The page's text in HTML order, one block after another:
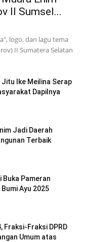
II Sumsel...
logo, dan lagu tema
II Sumatera Selatan
Jitu Ike Meilina Serap
Dapilnya
Jadi Daerah
Terbaik
Buka Pameran
Ayu 2025
Fraksi-Fraksi DPRD
Umum atas